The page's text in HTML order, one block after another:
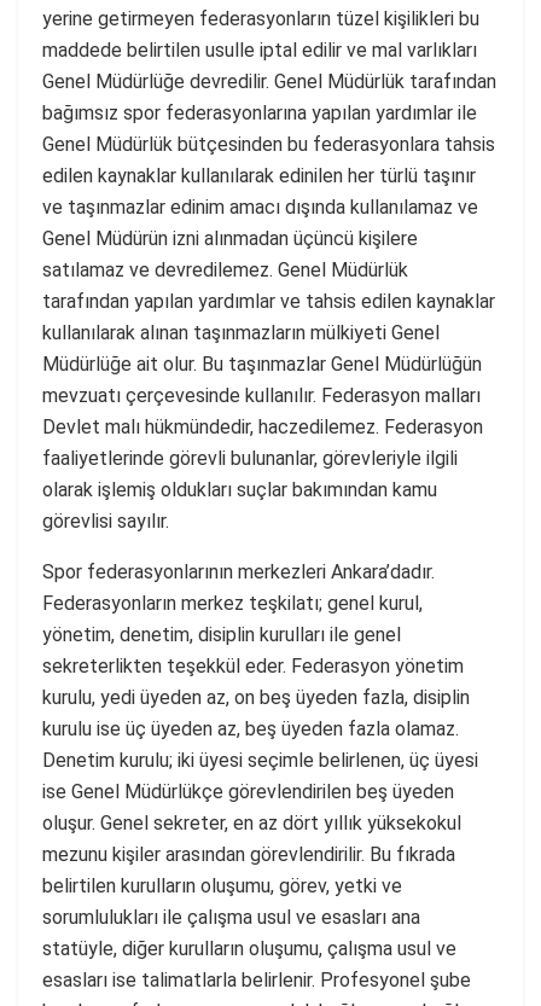
yerine getirmeyen federasyonların tüzel kişilikleri bu
maddede belirtilen usulle iptal edilir ve mal varlıkları
Genel Müdürlüğe devredilir. Genel Müdürlük tarafından
bağımsız spor federasyonlarına yapılan yardımlar ile
Genel Müdürlük bütçesinden bu federasyonlara tahsis
edilen kaynaklar kullanılarak edinilen her türlü taşınır
ve taşınmazlar edinim amacı dışında kullanılamaz ve
Genel Müdürün izni alınmadan üçüncü kişilere
satılamaz ve devredilemez. Genel Müdürlük
tarafından yapılan yardımlar ve tahsis edilen kaynaklar
kullanılarak alınan taşınmazların mülkiyeti Genel
Müdürlüğe ait olur. Bu taşınmazlar Genel Müdürlüğün
mevzuatı çerçevesinde kullanılır. Federasyon malları
Devlet malı hükmündedir, haczedilemez. Federasyon
faaliyetlerinde görevli bulunanlar, görevleriyle ilgili
olarak işlemiş oldukları suçlar bakımından kamu
görevlisi sayılır.
Spor federasyonlarının merkezleri Ankara’dadır.
Federasyonların merkez teşkilatı; genel kurul,
yönetim, denetim, disiplin kurulları ile genel
sekreterlikten teşekkül eder. Federasyon yönetim
kurulu, yedi üyeden az, on beş üyeden fazla, disiplin
kurulu ise üç üyeden az, beş üyeden fazla olamaz.
Denetim kurulu; iki üyesi seçimle belirlenen, üç üyesi
ise Genel Müdürlükçe görevlendirilen beş üyeden
oluşur. Genel sekreter, en az dört yıllık yüksekokul
mezunu kişiler arasından görevlendirilir. Bu fıkrada
belirtilen kurulların oluşumu, görev, yetki ve
sorumlulukları ile çalışma usul ve esasları ana
statüyle, diğer kurulların oluşumu, çalışma usul ve
esasları ise talimatlarla belirlenir. Profesyonel şube